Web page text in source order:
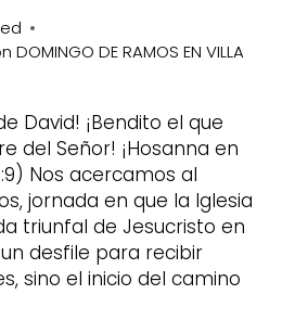
DOMINGO DE RAMOS EN VILLA
David! ¡Bendito el que
del Señor! ¡Hosanna en
Nos acercamos al
jornada en que la Iglesia
triunfal de Jesucristo en
desfile para recibir
sino el inicio del camino